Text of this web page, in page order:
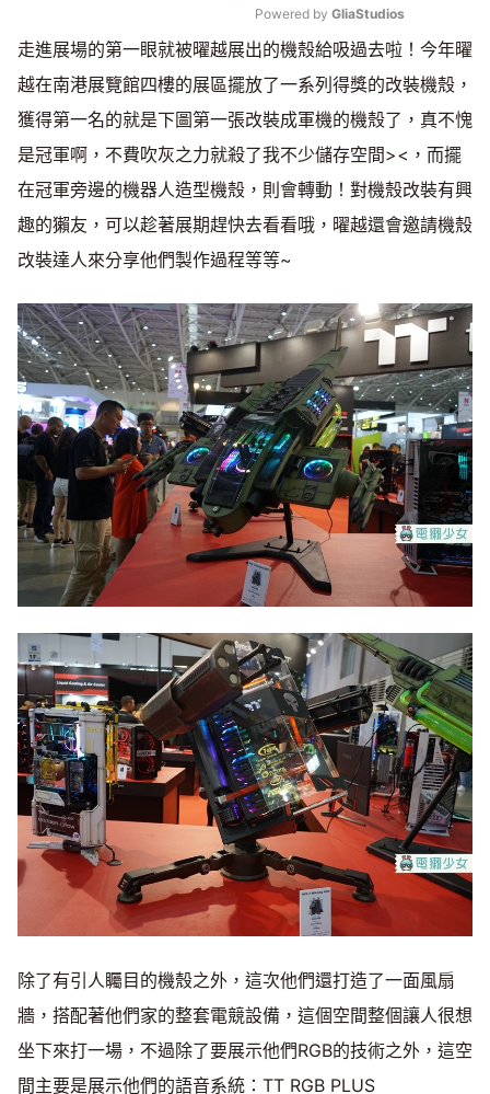
Mute
Powered by GliaStudios
走進展場的第一眼就被曜越展出的機殼給吸過去啦！今年曜
越在南港展覽館四樓的展區擺放了一系列得獎的改裝機殼，
獲得第一名的就是下圖第一張改裝成軍機的機殼了，真不愧
是冠軍啊，不費吹灰之力就殺了我不少儲存空間><，而擺
在冠軍旁邊的機器人造型機殼，則會轉動！對機殼改裝有興
趣的獺友，可以趁著展期趕快去看看哦，曜越還會邀請機殼
改裝達人來分享他們製作過程等等~
除了有引人矚目的機殼之外，這次他們還打造了一面風扇
牆，搭配著他們家的整套電競設備，這個空間整個讓人很想
坐下來打一場，不過除了要展示他們RGB的技術之外，這空
間主要是展示他們的語音系統：TT RGB PLUS